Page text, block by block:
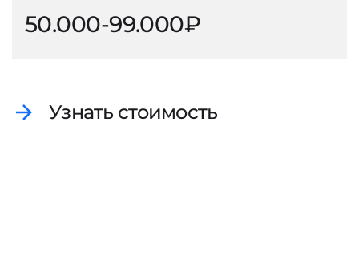
50.000-99.000₽
Узнать стоимость